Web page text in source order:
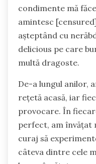
condimente mă
amintesc
așteptând cu
delicious pe care
multă dragoste.
De-a lungul anilor,
rețetă acasă, iar
provocare. În
perfect, am învățat
curaj să
câteva dintre cele